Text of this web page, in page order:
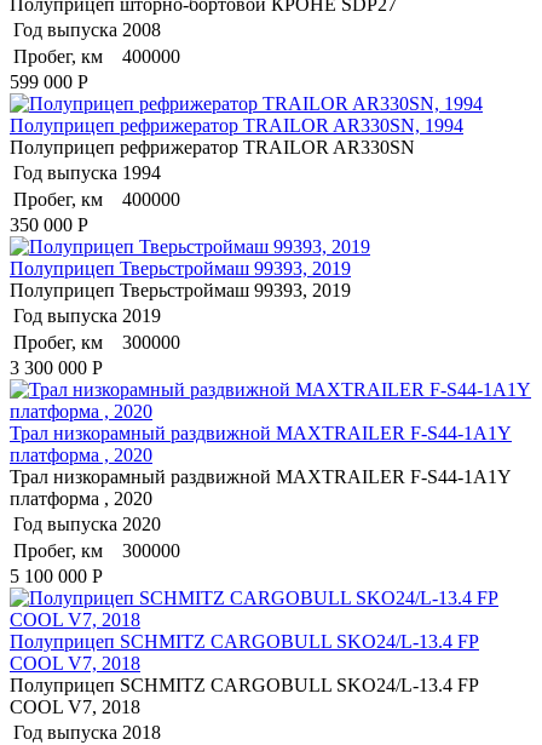
Полуприцеп шторно-бортовой КРОНЕ SDP27
Год выпуска 2008
Пробег, км
400000
599 000 Р
Полуприцеп рефрижератор TRAILOR AR330SN, 1994
Полуприцеп рефрижератор TRAILOR AR330SN
Год выпуска 1994
Пробег, км
400000
350 000 Р
Полуприцеп Тверьстроймаш 99393, 2019
Полуприцеп Тверьстроймаш 99393, 2019
Год выпуска 2019
Пробег, км
300000
3 300 000 Р
Трал низкорамный раздвижной MAXTRAILER F-S44-1A1Y
платформа , 2020
Трал низкорамный раздвижной MAXTRAILER F-S44-1A1Y
платформа , 2020
Год выпуска 2020
Пробег, км
300000
5 100 000 Р
Полуприцеп SCHMITZ CARGOBULL SKO24/L-13.4 FP
COOL V7, 2018
Полуприцеп SCHMITZ CARGOBULL SKO24/L-13.4 FP
COOL V7, 2018
Год выпуска 2018